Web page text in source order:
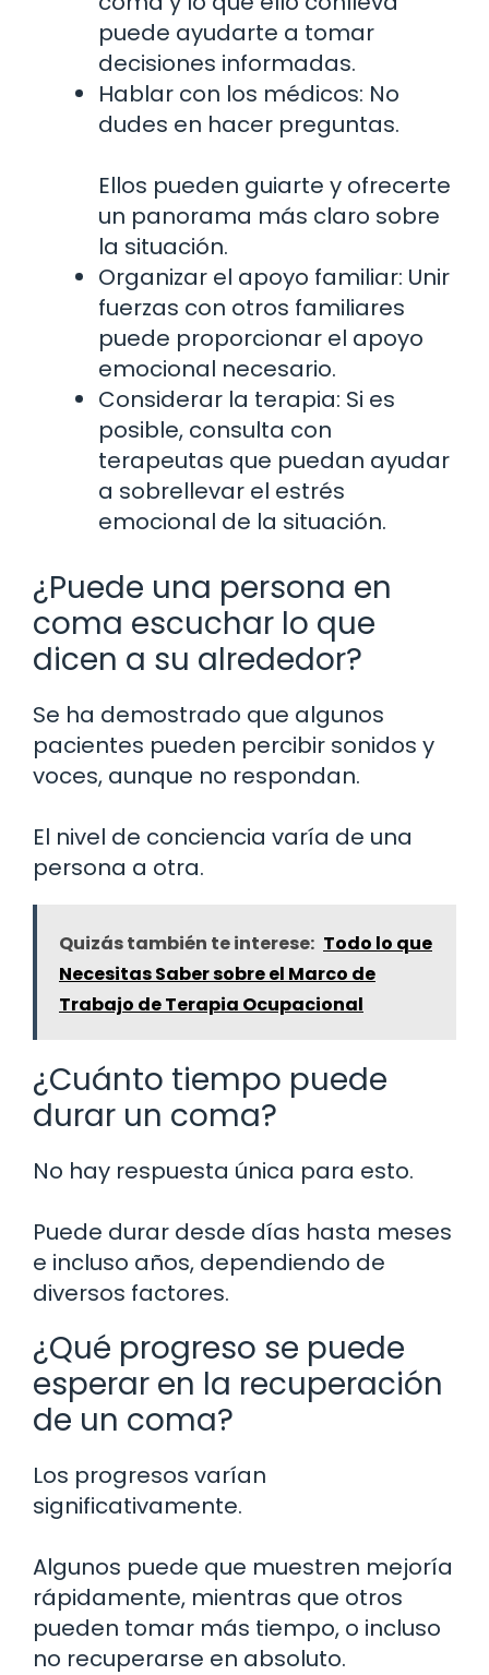
puede ayudarte a tomar
decisiones informadas.
Hablar con los médicos: No
dudes en hacer preguntas.
Ellos pueden guiarte y ofrecerte
un panorama más claro sobre
la situación.
Organizar el apoyo familiar: Unir
fuerzas con otros familiares
puede proporcionar el apoyo
emocional necesario.
Considerar la terapia: Si es
posible, consulta con
terapeutas que puedan ayudar
a sobrellevar el estrés
emocional de la situación.
¿Puede una persona en
coma escuchar lo que
dicen a su alrededor?
Se ha demostrado que algunos
pacientes pueden percibir sonidos y
voces, aunque no respondan.
El nivel de conciencia varía de una
persona a otra.
Quizás también te interese: Todo lo que
Necesitas Saber sobre el Marco de
Trabajo de Terapia Ocupacional
¿Cuánto tiempo puede
durar un coma?
No hay respuesta única para esto.
Puede durar desde días hasta meses
e incluso años, dependiendo de
diversos factores.
¿Qué progreso se puede
esperar en la recuperación
de un coma?
Los progresos varían
significativamente.
Algunos puede que muestren mejoría
rápidamente, mientras que otros
pueden tomar más tiempo, o incluso
no recuperarse en absoluto.